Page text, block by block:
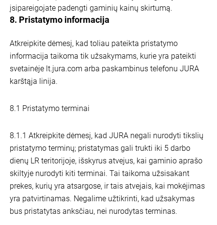
įsipareigojate padengti gaminių kainų skirtumą.
8. Pristatymo informacija
Atkreipkite dėmesį, kad toliau pateikta pristatymo
informacija taikoma tik užsakymams, kurie yra pateikti
svetainėje lt.jura.com arba paskambinus telefonu JURA
karštąja linija.
8.1 Pristatymo terminai
8.1.1 Atkreipkite dėmesį, kad JURA negali nurodyti tikslių
pristatymo terminų; pristatymas gali trukti iki 5 darbo
dienų LR teritorijoje, išskyrus atvejus, kai gaminio aprašo
skiltyje nurodyti kiti terminai. Tai taikoma užsisakant
prekes, kurių yra atsargose, ir tais atvejais, kai mokėjimas
yra patvirtinamas. Negalime užtikrinti, kad užsakymas
bus pristatytas anksčiau, nei nurodytas terminas.